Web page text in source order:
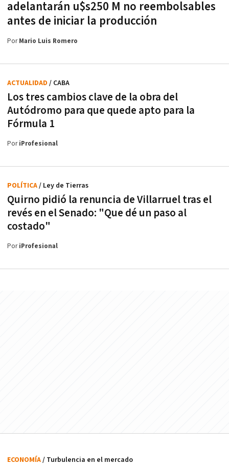
adelantarán u$s250 M no reembolsables
antes de iniciar la producción
PorMario Luis Romero
Los tres cambios clave de la obra del
Autódromo para que quede apto para la
Fórmula 1
ACTUALIDAD / CABA
PoriProfesional
Quirno pidió la renuncia de Villarruel tras el
revés en el Senado: "Que dé un paso al
costado"
POLÍTICA/ Ley de Tierras
PoriProfesional
ECONOMÍA/ Turbulencia en el mercado